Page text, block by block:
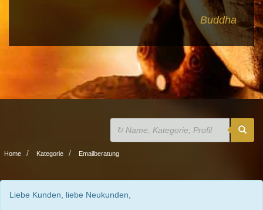
Buddha
Home Kategorie Emailberatung
Liebe Kunden, liebe Neukunden,